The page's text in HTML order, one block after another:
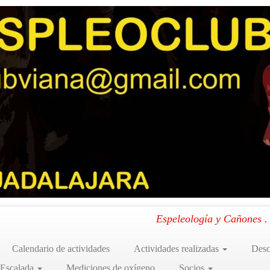
Espeleología y Cañones
Calendario de actividades Actividades realizadas
Mediciones de oxígeno Socios
26
y Progresión Vertical.